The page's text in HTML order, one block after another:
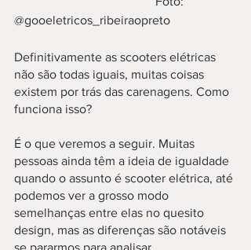
@gooeletricos_ribeiraopreto
Definitivamente as scooters elétricas
não são todas iguais, muitas coisas
existem por trás das carenagens. Como
funciona isso?
É o que veremos a seguir. Muitas
pessoas ainda têm a ideia de igualdade
quando o assunto é scooter elétrica, até
podemos ver a grosso modo
semelhanças entre elas no quesito
design, mas as diferenças são notáveis
se pararmos para analisar.